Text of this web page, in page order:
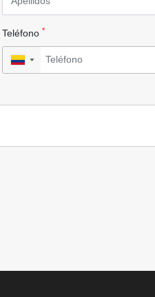
Teléfono *
▼